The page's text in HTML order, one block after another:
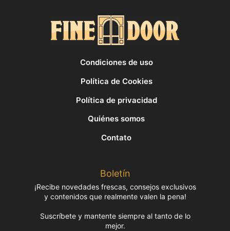
Condiciones de uso
Política de Cookies
Política de privacidad
Quiénes somos
Contato
Boletín
¡Recibe novedades frescas, consejos exclusivos
y contenidos que realmente valen la pena!
Suscríbete y mantente siempre al tanto de lo
mejor.